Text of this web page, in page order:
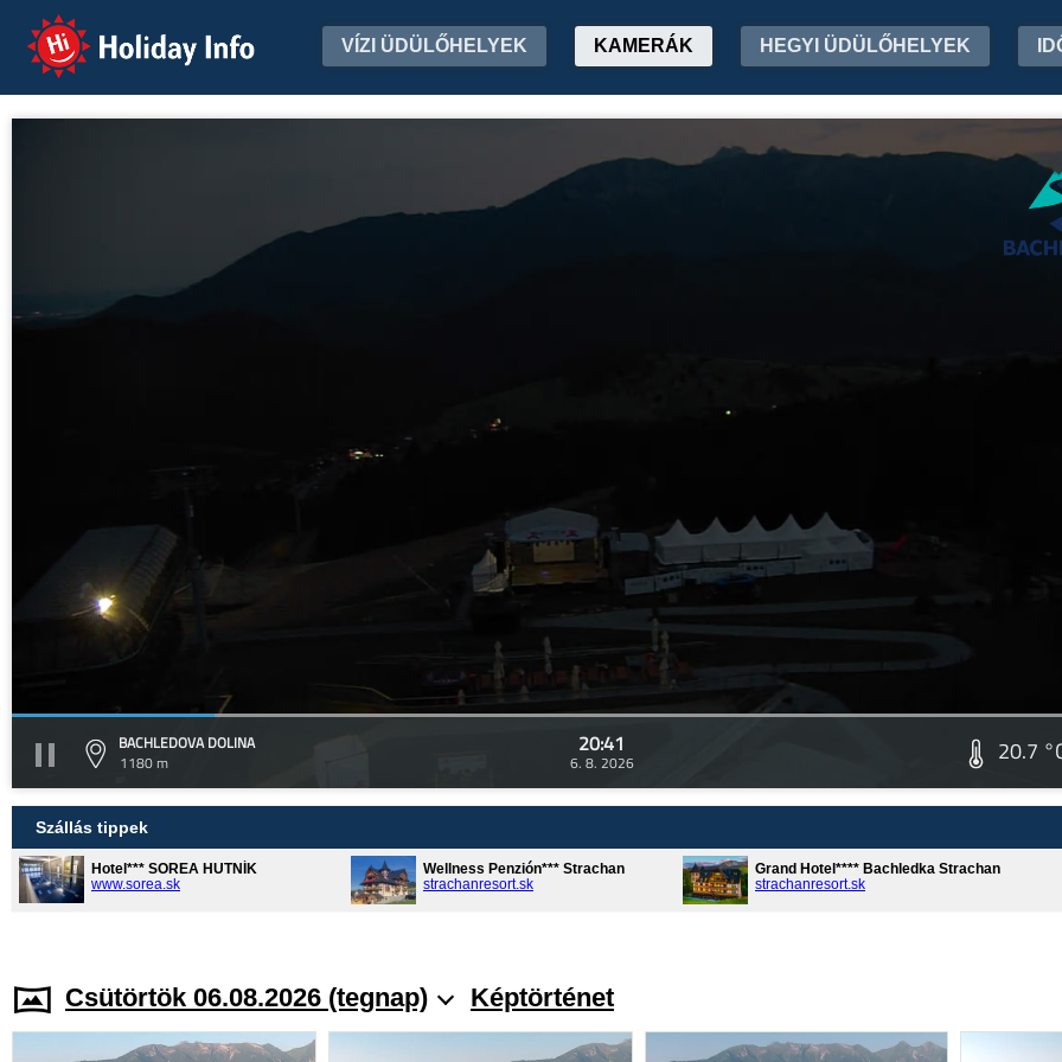
Holiday Info VÍZI ÜDÜLŐHELYEK KAMERÁK HEGYI ÜDÜLŐHELYEK
BACHLEDOVA DOLINA
1180 m
20:41
6. 8. 2026 20.7
Szállás tippek
Hotel*** SOREA HUTNÍK
www.sorea.sk
Wellness Penzión*** Strachan
strachanresort.sk
Grand Hotel**** Bachledka Strachan
strachanresort.sk
Csütörtök 06.08.2026 (tegnap) Képtörténet